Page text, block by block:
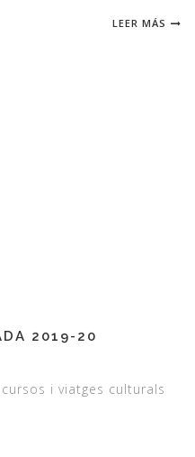
LEER MÁS
2019-20
i viatges culturals